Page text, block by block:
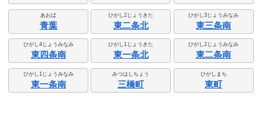
あおば
青葉
ひがし2じょうきた
東二条北
ひがし3じょうみなみ
東三条南
ひがし4じょうみなみ
東四条南
ひがし1じょうきた
東一条北
ひがし2じょうみなみ
東二条南
ひがし1じょうみなみ
東一条南
みつはしちょう
三橋町
ひがしまち
東町